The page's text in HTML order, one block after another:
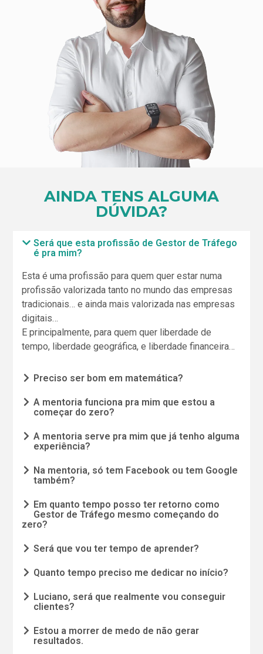
AINDA TENS ALGUMA
DÚVIDA?
Será que esta profissão de Gestor de Tráfego
é pra mim?
Esta é uma profissão para quem quer estar numa
profissão valorizada tanto no mundo das empresas
tradicionais… e ainda mais valorizada nas empresas
digitais…
E principalmente, para quem quer liberdade de
tempo, liberdade geográfica, e liberdade financeira…
Preciso ser bom em matemática?
A mentoria funciona pra mim que estou a
começar do zero?
A mentoria serve pra mim que já tenho alguma
experiência?
Na mentoria, só tem Facebook ou tem Google
também?
Em quanto tempo posso ter retorno como
Gestor de Tráfego mesmo começando do
zero?
Será que vou ter tempo de aprender?
Quanto tempo preciso me dedicar no início?
Luciano, será que realmente vou conseguir
clientes?
Estou a morrer de medo de não gerar
resultados.